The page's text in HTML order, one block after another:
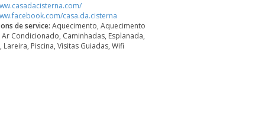
casa.da.cisterna
de service: Aquecimento, Aquecimento
Ar Condicionado, Caminhadas, Esplanada,
Lareira, Piscina, Visitas Guiadas, Wifi